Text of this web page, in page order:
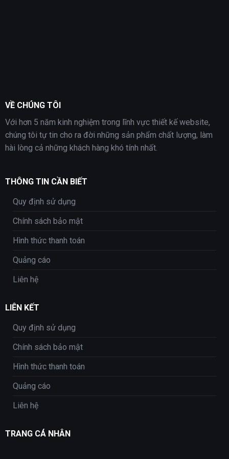
VỀ CHÚNG TÔI
Với hơn 5 năm kinh nghiệm trong lĩnh vực thiết kế website,
chúng tôi tự tin cho ra đời những sản phẩm chất lượng, làm
hài lòng cả những khách hàng khó tính nhất.
THÔNG TIN CẦN BIẾT
Quy định sử dụng
Chính sách bảo mật
Hình thức thanh toán
Quảng cáo
Liên hệ
LIÊN KẾT
Quy định sử dụng
Chính sách bảo mật
Hình thức thanh toán
Quảng cáo
Liên hệ
TRANG CÁ NHÂN